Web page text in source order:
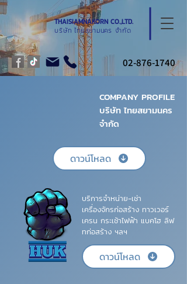
02-876-1740
THAISIAMNAKORN CO.,LTD.
บริษัท ไทยสยามนคร จำกัด
COMPANY PROFILE
บริษัท ไทยสยามนคร
จำกัด
ดาวน์โหลด
บริการจำหน่าย-เช่า
เครื่องจักรก่อสร้าง ทาวเวอร์
เครน กระเช้าไฟฟ้า แบคโฮ ลิฟ
ทก่อสร้าง ฯลฯ
ดาวน์โหลด